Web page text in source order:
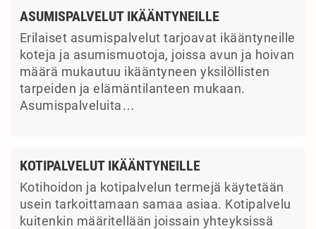
ASUMISPALVELUT IKÄÄNTYNEILLE
Erilaiset asumispalvelut tarjoavat ikääntyneille
koteja ja asumismuotoja, joissa avun ja hoivan
määrä mukautuu ikääntyneen yksilöllisten
tarpeiden ja elämäntilanteen mukaan.
Asumispalveluita…
KOTIPALVELUT IKÄÄNTYNEILLE
Kotihoidon ja kotipalvelun termejä käytetään
usein tarkoittamaan samaa asiaa. Kotipalvelu
kuitenkin määritellään joissain yhteyksissä